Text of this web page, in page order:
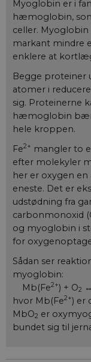
Myoglobin er i
hæmoglobin,
celler.
markant mindre
enklere at
Begge proteiner
atomer i
sig. Proteinerne
hæmoglobin
hele kroppen.
Fe2+ mangler to
efter molekyler
her er oxygen
eneste. Det er
udstødning fra
carbonmonoxid
og myoglobin i
for
Sådan ser
myoglobin:
Mb(Fe2+) + O2
hvor Mb(Fe2+) er
MbO2 er
bundet sig til